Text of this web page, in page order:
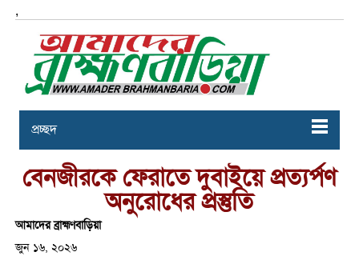
,
প্রচ্ছদ
বেনজীরকে ফেরাতে দুবাইয়ে প্রত্যর্পণ
অনুরোধের প্রস্তুতি
আমাদের ব্রাহ্মণবাড়িয়া
জুন ১৬, ২০২৬